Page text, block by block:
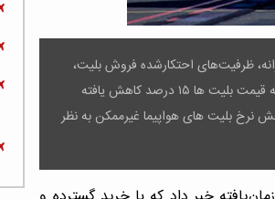
ظرفیت‌های احتکارشده فروش بلیت،
آزاد و امکان خرید بلیت هواپیما برای عموم مردم تسهیل شده و بر این اساس، اعلام شده که قیمت بلیت ها ۱۵ درصد کاهش یافته
امسال، کاهش نرخ بلیت های هواپیما غیرممکن به نظر